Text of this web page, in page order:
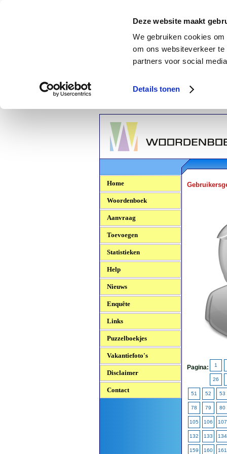
Deze website maakt
We gebruiken cookies
om ons websiteverkeer
partners voor social
Details tonen
Woordenboek.NU
Home
Woordenboek
Aanvraag
Toevoegen
Statistieken
Help
Nieuws
Enquête
Links
Puzzelboekjes
Vakantiefoto's
Disclaimer
Contact
Pagina: 1
26
51 52 53
78 79 80
105 106 107
132 133 134
159 160 161